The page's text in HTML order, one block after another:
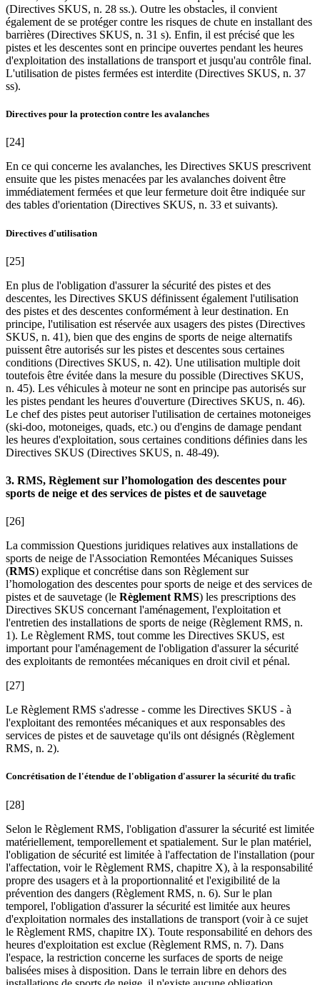
(Directives SKUS, n. 28 ss.). Outre les obstacles, il convient
également de se protéger contre les risques de chute en installant des
barrières (Directives SKUS, n. 31 s). Enfin, il est précisé que les
pistes et les descentes sont en principe ouvertes pendant les heures
d'exploitation des installations de transport et jusqu'au contrôle final.
L'utilisation de pistes fermées est interdite (Directives SKUS, n. 37
ss).
Directives pour la protection contre les avalanches
[24]
En ce qui concerne les avalanches, les Directives SKUS prescrivent
ensuite que les pistes menacées par les avalanches doivent être
immédiatement fermées et que leur fermeture doit être indiquée sur
des tables d'orientation (Directives SKUS, n. 33 et suivants).
Directives d'utilisation
[25]
En plus de l'obligation d'assurer la sécurité des pistes et des
descentes, les Directives SKUS définissent également l'utilisation
des pistes et des descentes conformément à leur destination. En
principe, l'utilisation est réservée aux usagers des pistes (Directives
SKUS, n. 41), bien que des engins de sports de neige alternatifs
puissent être autorisés sur les pistes et descentes sous certaines
conditions (Directives SKUS, n. 42). Une utilisation multiple doit
toutefois être évitée dans la mesure du possible (Directives SKUS,
n. 45). Les véhicules à moteur ne sont en principe pas autorisés sur
les pistes pendant les heures d'ouverture (Directives SKUS, n. 46).
Le chef des pistes peut autoriser l'utilisation de certaines motoneiges
(ski-doo, motoneiges, quads, etc.) ou d'engins de damage pendant
les heures d'exploitation, sous certaines conditions définies dans les
Directives SKUS (Directives SKUS, n. 48-49).
3. RMS, Règlement sur l’homologation des descentes pour
sports de neige et des services de pistes et de sauvetage
[26]
La commission Questions juridiques relatives aux installations de
sports de neige de l'Association Remontées Mécaniques Suisses
(RMS) explique et concrétise dans son Règlement sur
l’homologation des descentes pour sports de neige et des services de
pistes et de sauvetage (le Règlement RMS) les prescriptions des
Directives SKUS concernant l'aménagement, l'exploitation et
l'entretien des installations de sports de neige (Règlement RMS, n.
1). Le Règlement RMS, tout comme les Directives SKUS, est
important pour l'aménagement de l'obligation d'assurer la sécurité
des exploitants de remontées mécaniques en droit civil et pénal.
[27]
Le Règlement RMS s'adresse - comme les Directives SKUS - à
l'exploitant des remontées mécaniques et aux responsables des
services de pistes et de sauvetage qu'ils ont désignés (Règlement
RMS, n. 2).
Concrétisation de l'étendue de l'obligation d'assurer la sécurité du trafic
[28]
Selon le Règlement RMS, l'obligation d'assurer la sécurité est limitée
matériellement, temporellement et spatialement. Sur le plan matériel,
l'obligation de sécurité est limitée à l'affectation de l'installation (pour
l'affectation, voir le Règlement RMS, chapitre X), à la responsabilité
propre des usagers et à la proportionnalité et l'exigibilité de la
prévention des dangers (Règlement RMS, n. 6). Sur le plan
temporel, l'obligation d'assurer la sécurité est limitée aux heures
d'exploitation normales des installations de transport (voir à ce sujet
le Règlement RMS, chapitre IX). Toute responsabilité en dehors des
heures d'exploitation est exclue (Règlement RMS, n. 7). Dans
l'espace, la restriction concerne les surfaces de sports de neige
balisées mises à disposition. Dans le terrain libre en dehors des